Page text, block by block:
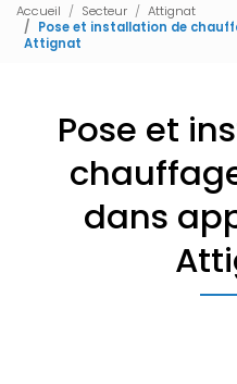
Accueil Secteur
Attignat
Pose et installation de
Attignat
Pose et
dans